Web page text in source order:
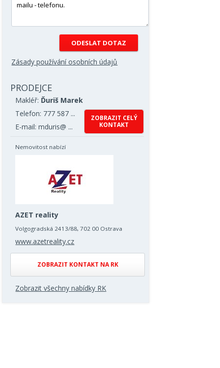
Zásady používání osobních údajů
PRODEJCE
Makléř: Ďuriš Marek
Telefon: 777 587 ...
E-mail: mduris@ ...
ZOBRAZIT CELÝ
KONTAKT
Nemovitost nabízí
AZET reality
Volgogradská 2413/88, 702 00 Ostrava
www.azetreality.cz
ZOBRAZIT KONTAKT NA RK
Zobrazit všechny nabídky RK